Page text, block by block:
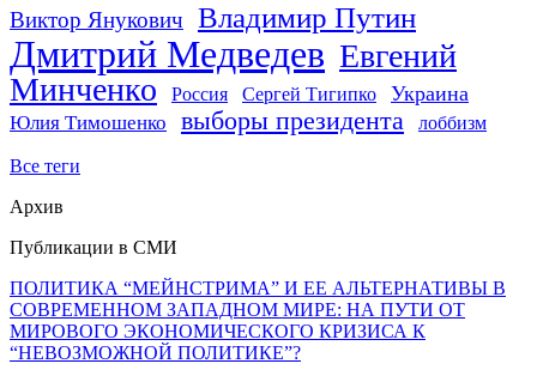
Виктор Янукович Владимир Путин
Дмитрий Медведев Евгений
Минченко
Россия Сергей Тигипко Украина
Юлия Тимошенко выборы президента лоббизм
Все теги
Архив
Публикации в СМИ
ПОЛИТИКА “МЕЙНСТРИМА” И ЕЕ АЛЬТЕРНАТИВЫ В
СОВРЕМЕННОМ ЗАПАДНОМ МИРЕ: НА ПУТИ ОТ
МИРОВОГО ЭКОНОМИЧЕСКОГО КРИЗИСА К
“НЕВОЗМОЖНОЙ ПОЛИТИКЕ”?